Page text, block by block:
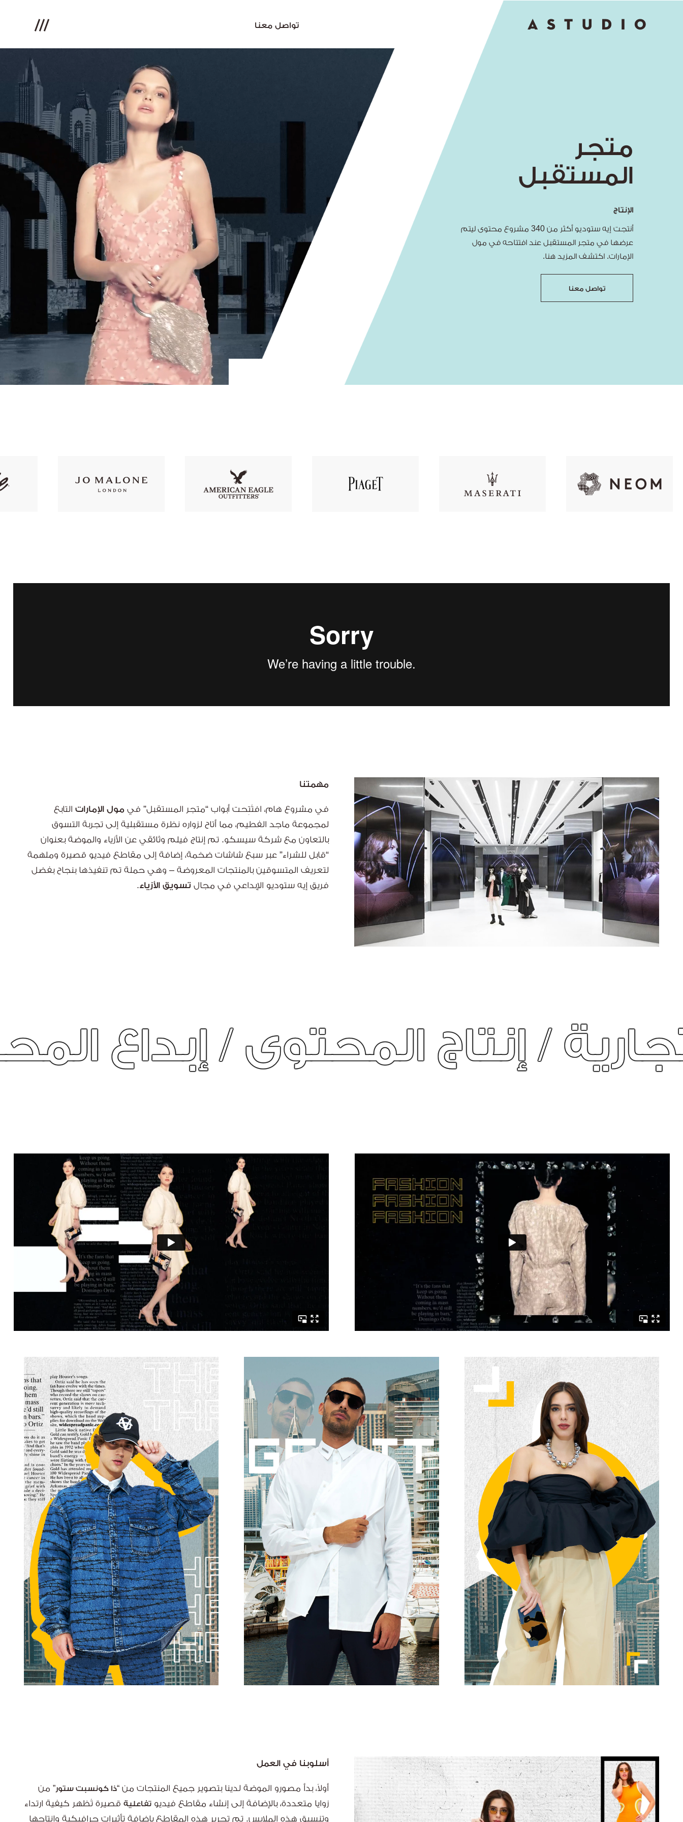
تواصل معنا
متجر
المستقبل
الإنتاج
أنتجت إيه ستوديو أكثر من 340 مشروع محتوى ليتم
عرضها في متجر المستقبل عند افتتاحه في مول
الإمارات. اكتشف المزيد هنا.
تواصل معنا
مهمتنا
في مشروع هام، افتُتِحت أبواب “متجر المستقبل” في مول الإمارات التابع
لمجموعة ماجد الفطيم، مما أتاح لزواره نظرة مستقبلية إلى تجربة التسوق
بالتعاون مع شركة سيسكو. تم إنتاج فيلم وثائقي عن الأزياء والموضة بعنوان
“قابل للشراء” عبر سبع شاشات ضخمة، إضافة إلى مقاطع فيديو قصيرة وملهمة
لتعريف المتسوقين بالمنتجات المعروضة – وهي حملة تم تنفيذها بنجاح بفضل
فريق إيه ستوديو الإبداعي في مجال تسويق الأزياء.
/ إبداع المحتوى / توجيه
أسلوبنا في العمل
أولاً، بدأ مصورو الموضة لدينا بتصوير جميع المنتجات من “ذا كونسبت ستور” من
زوايا متعددة، بالإضافة إلى إنشاء مقاطع فيديو تفاعلية قصيرة تُظهر كيفية ارتداء
وتنسيق هذه الملابس. تم تحرير هذه المقاطع بإضافة تأثيرات جرافيكية وإنتاجها